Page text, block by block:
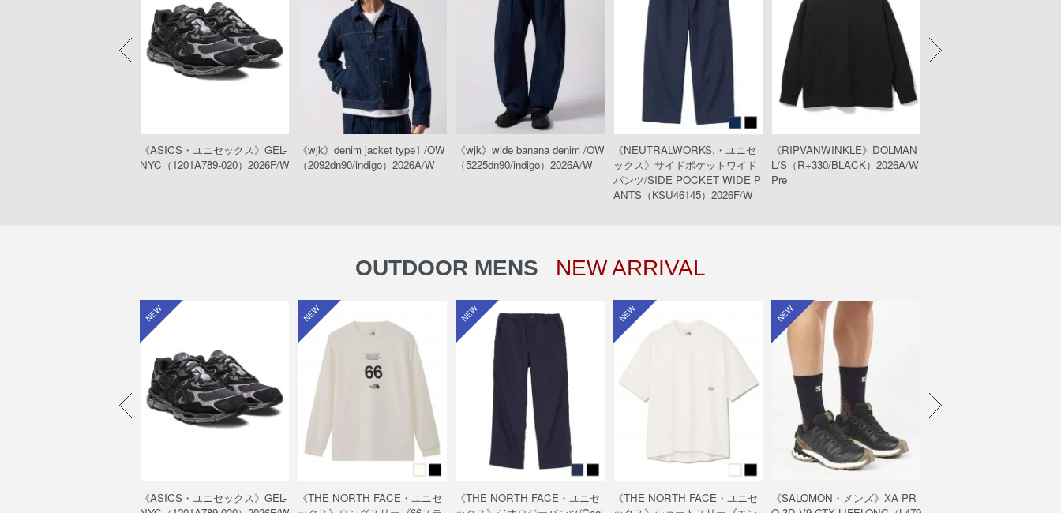
《ASICS・ユニセックス》GEL-
NYC（1201A789-020）2026F/W
《wjk》denim jacket type1 /OW
（2092dn90/indigo）2026A/W
《wjk》wide banana denim /OW
（5225dn90/indigo）2026A/W
《NEUTRALWORKS.・ユニセ
ックス》サイドポケットワイド
パンツ/SIDE POCKET WIDE P
ANTS（KSU46145）2026F/W
《RIPVANWINKLE》DOLMAN
L/S（R+330/BLACK）2026A/W
Pre
OUTDOOR MENS NEW ARRIVAL
NEW
《ASICS・ユニセックス》GEL-
NEW
《THE NORTH FACE・ユニセ
NEW
《THE NORTH FACE・ユニセ
NEW
《THE NORTH FACE・ユニセ
NEW
《SALOMON・メンズ》XA PR